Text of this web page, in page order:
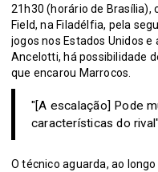
21h30 (horário de Brasília),
Field, na Filadélfia, pela
jogos nos Estados Unidos
Ancelotti, há possibilidade
que encarou Marrocos.
"[A escalação] Pode
características do
O técnico aguarda, ao